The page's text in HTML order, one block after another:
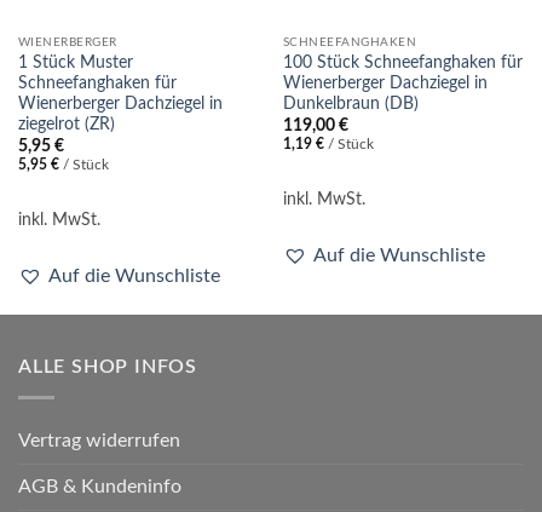
WIENERBERGER
1 Stück Muster
Schneefanghaken für
Wienerberger Dachziegel in
ziegelrot (ZR)
5,95 €
5,95 €/ Stück
inkl. MwSt.
Auf die Wunschliste
SCHNEEFANGHAKEN
100 Stück Schneefanghaken für
Wienerberger Dachziegel in
Dunkelbraun (DB)
119,00 €
1,19 €/ Stück
inkl. MwSt.
Auf die Wunschliste
ALLE SHOP INFOS
Vertrag widerrufen
AGB & Kundeninfo